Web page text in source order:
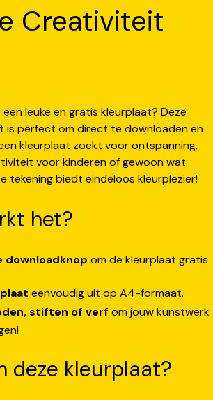
Creativiteit
leuke en gratis kleurplaat? Deze
is perfect om direct te downloaden en
kleurplaat zoekt voor ontspanning,
voor kinderen of gewoon wat
tekening biedt eindeloos kleurplezier!
het?
downloadknop om de kleurplaat gratis
eenvoudig uit op A4-formaat.
stiften of verf om jouw kunstwerk
deze kleurplaat?